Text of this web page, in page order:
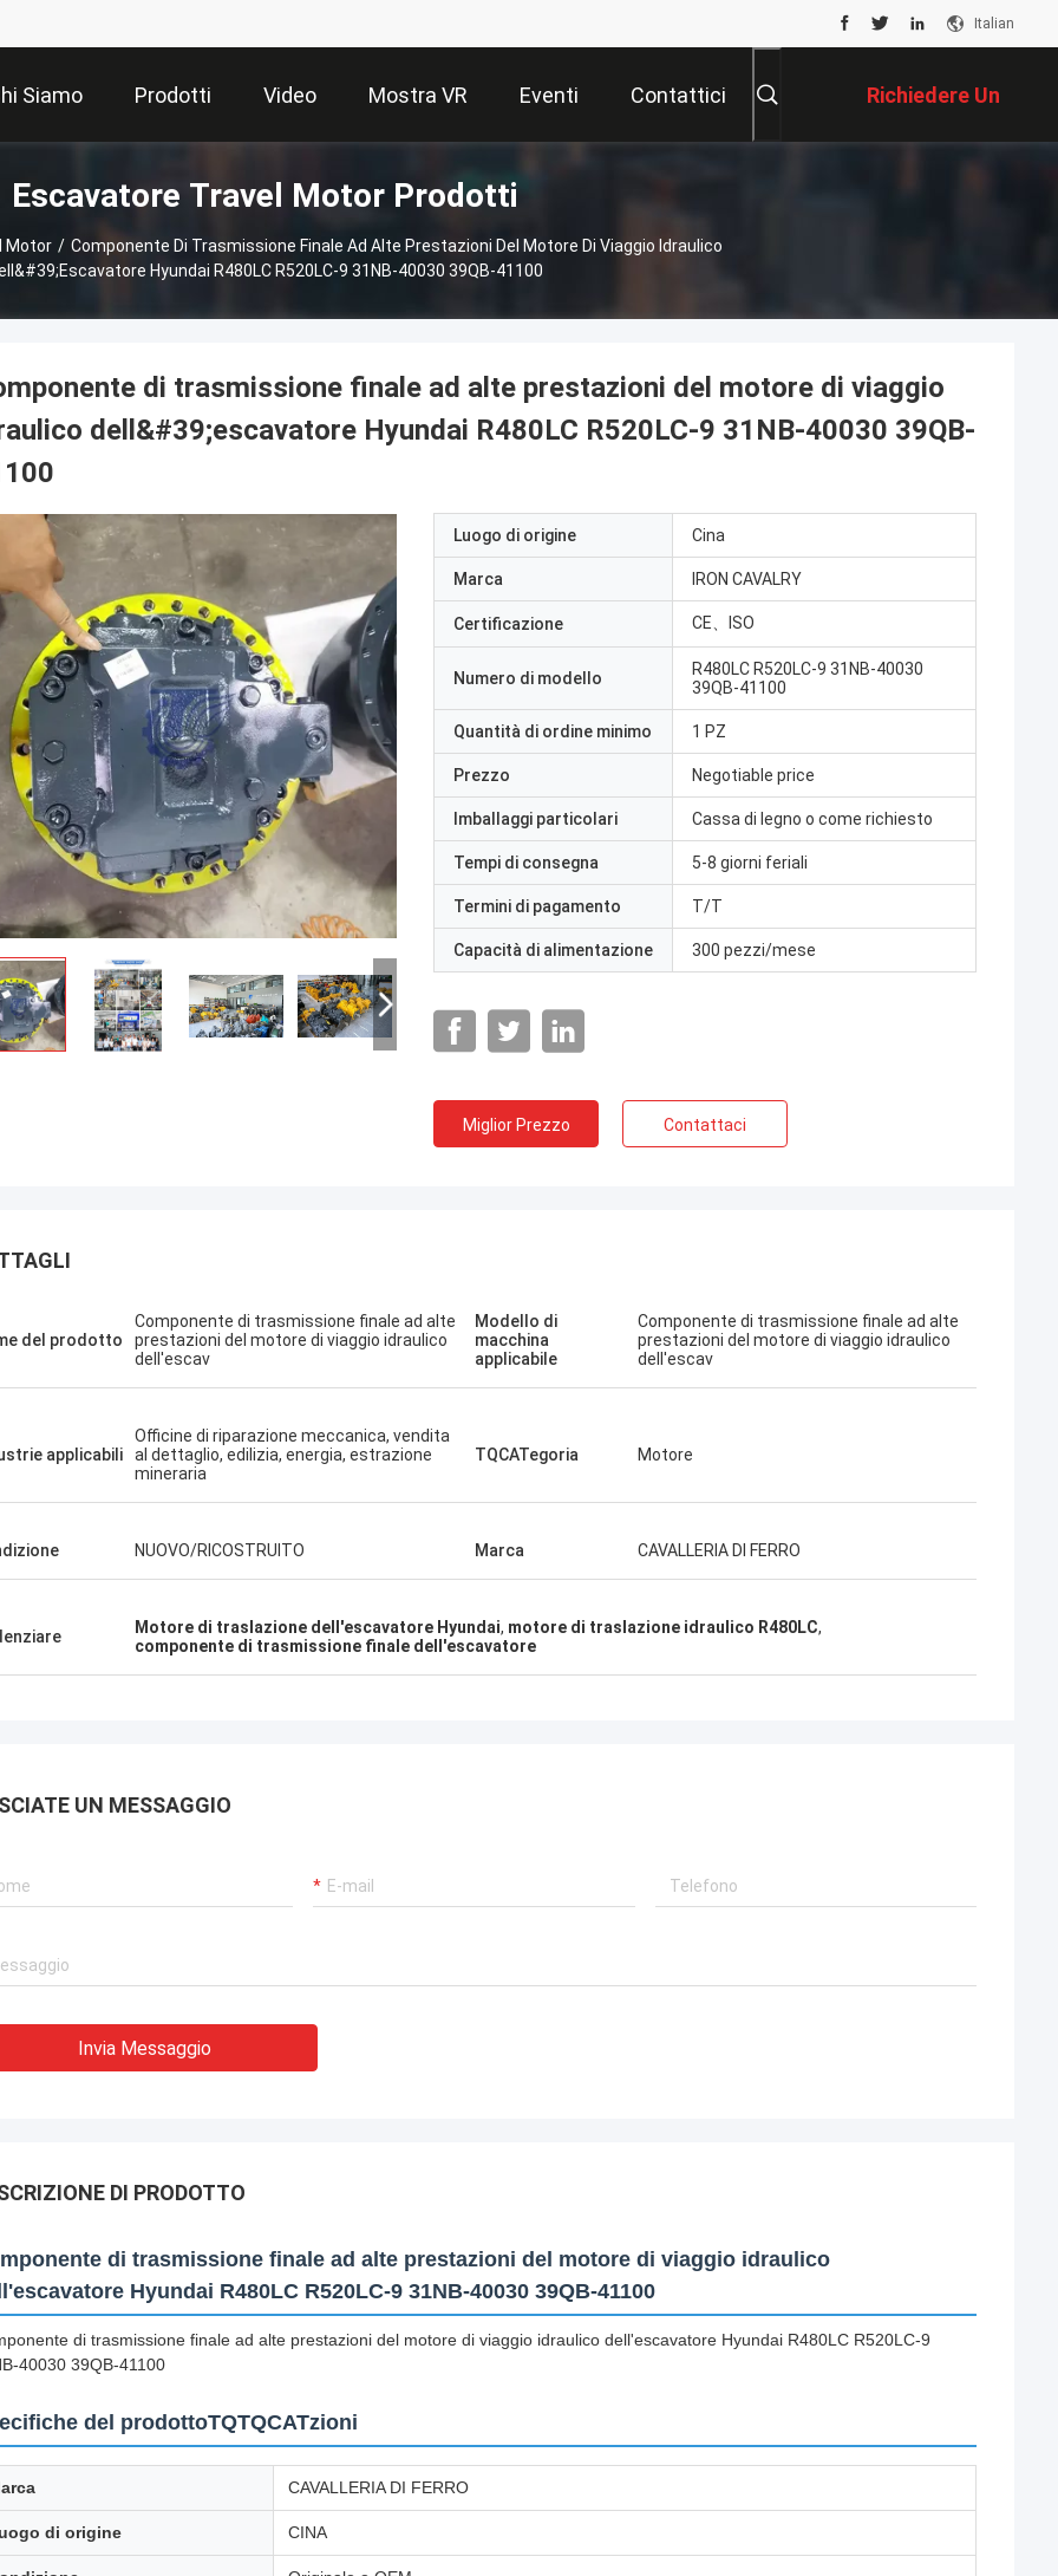
Italian
Siamo Prodotti Video Mostra VR Eventi Contattici Richiedere Un
Preventivo
Escavatore Travel Motor Prodotti
Motor / Componente Di Trasmissione Finale Ad Alte Prestazioni Del Motore Di Viaggio Idraulico
Hyundai R480LC R520LC-9 31NB-40030 39QB-41100
eccellente e consigli amichevoli,
consegna rapida. Prezzo molto buono.
Voglio ordinare di nuovo quando ne ho
di trasmissione finale ad alte prestazioni del motore di viaggio
dell&#39;escavatore Hyundai R480LC R520LC-9 31NB-40030 39QB-
Luogo di origine Cina
Marca IRON CAVALRY
Certificazione CE、ISO
Numero di modello
R480LC R520LC-9 31NB-40030
39QB-41100
Quantità di ordine minimo 1 PZ
Prezzo Negotiable price
Imballaggi particolari Cassa di legno o come richiesto
Tempi di consegna 5-8 giorni feriali
Termini di pagamento T/T
Capacità di alimentazione 300 pezzi/mese
Miglior Prezzo Contattaci
del prodotto
Componente di trasmissione finale ad alte
prestazioni del motore di viaggio idraulico
dell'escav
Modello di
macchina
applicabile
Componente di trasmissione finale ad alte
prestazioni del motore di viaggio idraulico
dell'escav
applicabili
Officine di riparazione meccanica, vendita
al dettaglio, edilizia, energia, estrazione
mineraria
TQCATegoria Motore
NUOVO/RICOSTRUITO Marca CAVALLERIA DI FERRO
Motore di traslazione dell'escavatore Hyundai, motore di traslazione idraulico R480LC,
componente di trasmissione finale dell'escavatore
UN MESSAGGIO
Invia Messaggio
DI PRODOTTO
di trasmissione finale ad alte prestazioni del motore di viaggio idraulico
Hyundai R480LC R520LC-9 31NB-40030 39QB-41100
di trasmissione finale ad alte prestazioni del motore di viaggio idraulico dell'escavatore Hyundai R480LC R520LC-9
40030 39QB-41100
del prodottoTQTQCATzioni
CAVALLERIA DI FERRO
di origine CINA